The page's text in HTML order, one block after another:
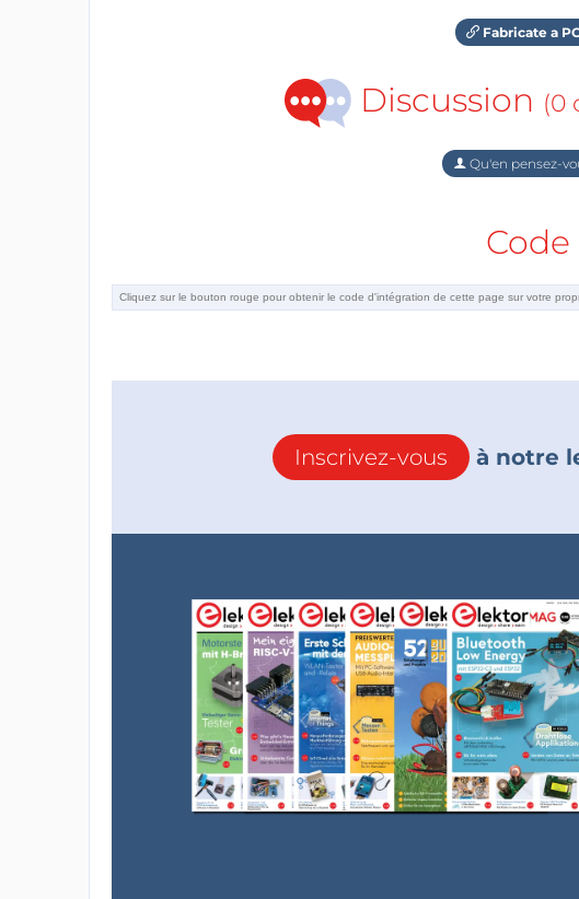
Fabricate a
Discussion (0
Qu'en pensez-
Code
Inscrivez-vous à notre